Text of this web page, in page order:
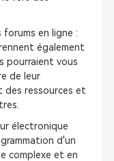
en ligne :
également
pourraient vous
de leur
des ressources et
électronique
d'un
complexe et en